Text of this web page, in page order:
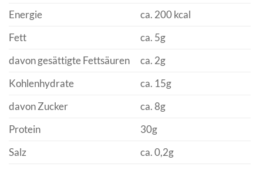
Energie
ca. 200 kcal
Fett
ca. 5g
davon gesättigte Fettsäuren
ca. 2g
Kohlenhydrate
ca. 15g
davon Zucker
ca. 8g
Protein
30g
Salz
ca. 0,2g